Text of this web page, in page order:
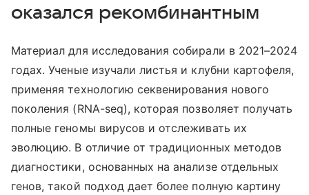
оказался рекомбинантным
Материал для исследования собирали в 2021–2024
годах. Ученые изучали листья и клубни картофеля,
применяя технологию секвенирования нового
поколения (RNA-seq), которая позволяет получать
полные геномы вирусов и отслеживать их
эволюцию. В отличие от традиционных методов
диагностики, основанных на анализе отдельных
генов, такой подход дает более полную картину